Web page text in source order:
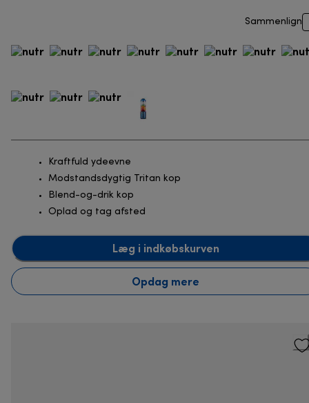
Sammenlign
Kraftfuld ydeevne
Modstandsdygtig Tritan kop
Blend-og-drik kop
Oplad og tag afsted
Læg i indkøbskurven
Opdag mere